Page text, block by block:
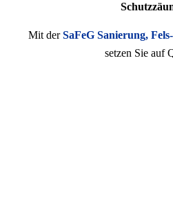
Mit derSaFeG Sanierung,
setzen Sie auf